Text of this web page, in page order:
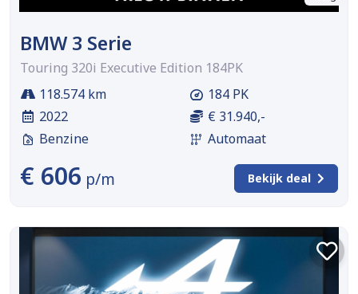
BMW 3 Serie
Touring 320i Executive Edition 184PK
118.574 km
2022
Benzine
184 PK
€ 31.940,-
Automaat
€ 606 p/m Bekijk deal